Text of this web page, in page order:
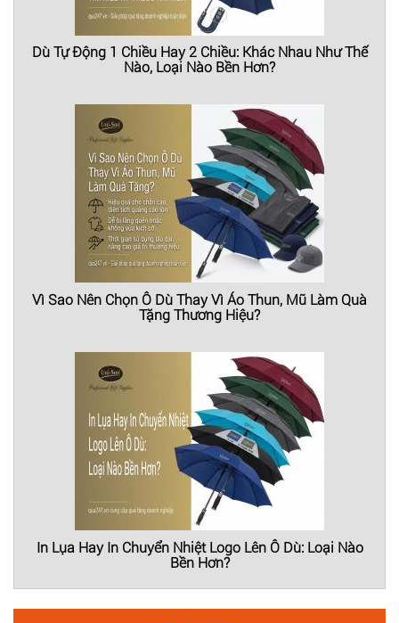
Dù Tự Động 1 Chiều Hay 2 Chiều: Khác Nhau Như Thế
Nào, Loại Nào Bền Hơn?
Vì Sao Nên Chọn Ô Dù Thay Vì Áo Thun, Mũ Làm Quà
Tặng Thương Hiệu?
In Lụa Hay In Chuyển Nhiệt Logo Lên Ô Dù: Loại Nào
Bền Hơn?